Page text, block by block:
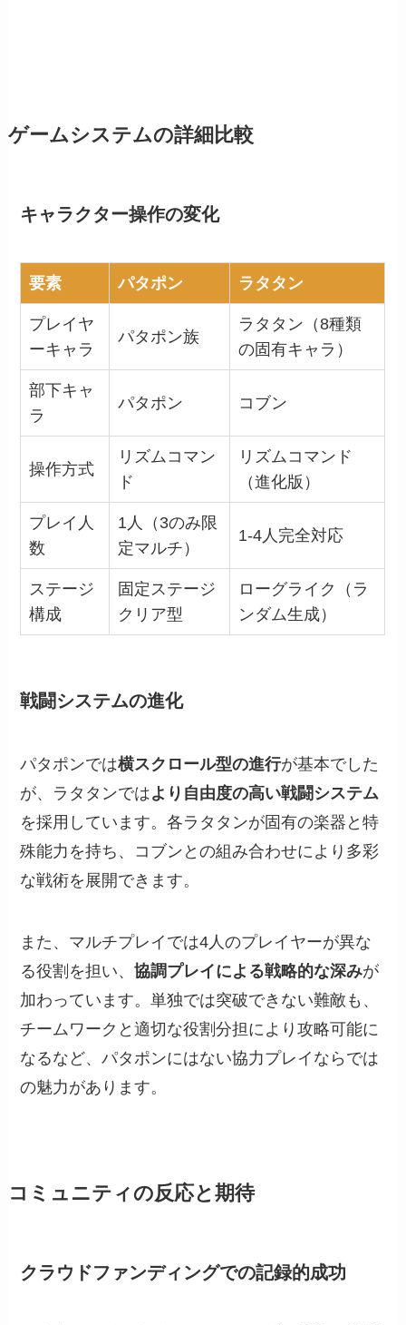
ゲームシステムの詳細比較
キャラクター操作の変化
要素 パタポン ラタタン
プレイヤ
ーキャラ
パタポン族
ラタタン（8種類
の固有キャラ）
部下キャ
ラ
パタポン コブン
操作方式
リズムコマン
ド
リズムコマンド
（進化版）
プレイ人
数
1人（3のみ限
定マルチ）
1-4人完全対応
ステージ
構成
固定ステージ
クリア型
ローグライク（ラ
ンダム生成）
戦闘システムの進化
パタポンでは横スクロール型の進行が基本でした
が、ラタタンではより自由度の高い戦闘システム
を採用しています。各ラタタンが固有の楽器と特
殊能力を持ち、コブンとの組み合わせにより多彩
な戦術を展開できます。
また、マルチプレイでは4人のプレイヤーが異な
る役割を担い、協調プレイによる戦略的な深みが
加わっています。単独では突破できない難敵も、
チームワークと適切な役割分担により攻略可能に
なるなど、パタポンにはない協力プレイならでは
の魅力があります。
コミュニティの反応と期待
クラウドファンディングでの記録的成功